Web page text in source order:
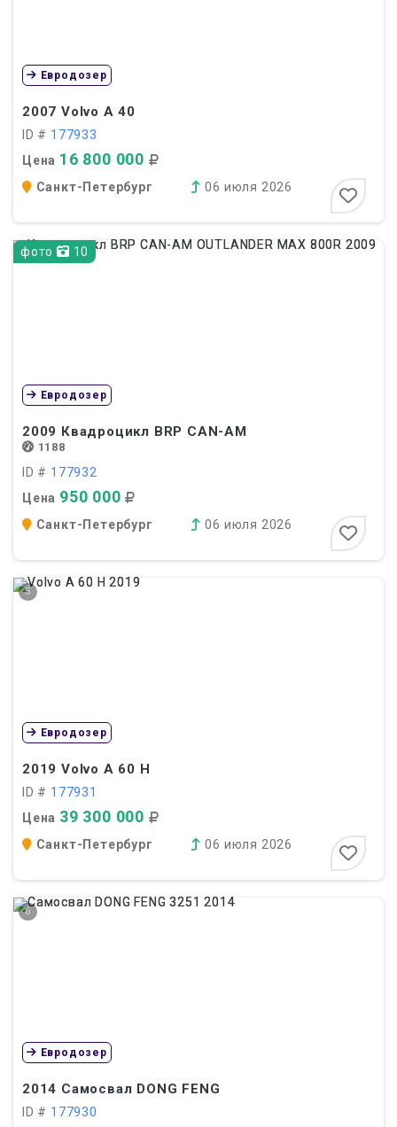
2007 Volvo A 40
ID # 177933
Цена 16 800 000
Евродозер
Санкт-Петербург 06 июля 2026
фото 10
2009 Квадроцикл BRP CAN-AM
1188
ID # 177932
Цена 950 000
Евродозер
Санкт-Петербург 06 июля 2026
5
2019 Volvo A 60 H
ID # 177931
Цена 39 300 000
Евродозер
Санкт-Петербург 06 июля 2026
6
2014 Самосвал DONG FENG
ID # 177930
Евродозер